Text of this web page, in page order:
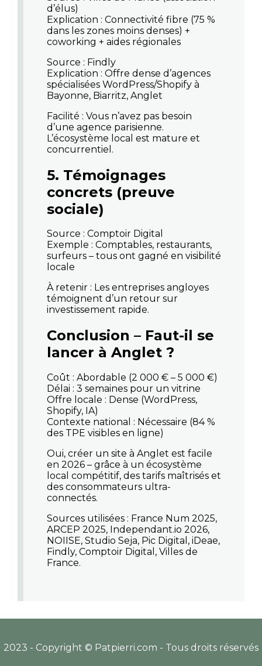
d’élus)
Explication : Connectivité fibre (75 %
dans les zones moins denses) +
coworking + aides régionales
Source : Findly
Explication : Offre dense d’agences
spécialisées WordPress/Shopify à
Bayonne, Biarritz, Anglet
Facilité : Vous n’avez pas besoin
d’une agence parisienne.
L’écosystème local est mature et
concurrentiel.
5. Témoignages
concrets (preuve
sociale)
Source : Comptoir Digital
Exemple : Comptables, restaurants,
surfeurs – tous ont gagné en visibilité
locale
À retenir : Les entreprises angloyes
témoignent d’un retour sur
investissement rapide.
Conclusion – Faut-il se
lancer à Anglet ?
Coût : Abordable (2 000 € – 5 000 €)
Délai : 3 semaines pour un vitrine
Offre locale : Dense (WordPress,
Shopify, IA)
Contexte national : Nécessaire (84 %
des TPE visibles en ligne)
Oui, créer un site à Anglet est facile
en 2026 – grâce à un écosystème
local compétitif, des tarifs maîtrisés et
des consommateurs ultra-
connectés.
Sources utilisées : France Num 2025,
ARCEP 2025, Independant.io 2026,
NOIISE, Studio Seja, Pic Digital, iDeae,
Findly, Comptoir Digital, Villes de
France.
2023 - Copyright © Patpierri.com - Tous droits réservés